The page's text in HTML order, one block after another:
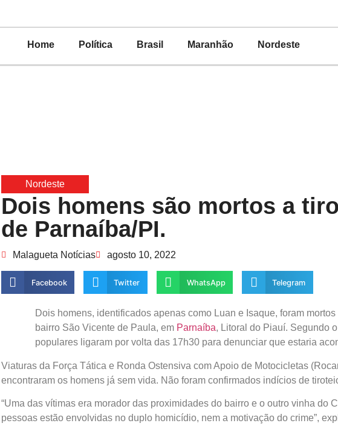
Home Política Brasil Maranhão Nordeste
Nordeste
Dois homens são mortos a
de Parnaíba/PI.
Malagueta Notícias agosto 10, 2022
Facebook Twitter WhatsApp Telegram
Dois homens, identificados apenas como Luan e Isaque, foram
bairro São Vicente de Paula, em Parnaíba, Litoral do Piauí. Segundo
populares ligaram por volta das 17h30 para denunciar que estaria
Viaturas da Força Tática e Ronda Ostensiva com Apoio de Motocicletas
encontraram os homens já sem vida. Não foram confirmados indícios de
“Uma das vítimas era morador das proximidades do bairro e o outro vinha do
pessoas estão envolvidas no duplo homicídio, nem a motivação do crime”,